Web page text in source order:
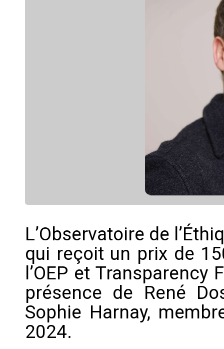
L’Observatoire de
qui reçoit un prix de
l’OEP et
présence de René
Sophie Harnay,
2024.